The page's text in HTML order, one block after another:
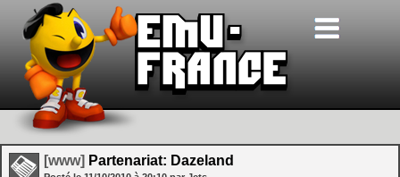
[www] Partenariat: Dazeland